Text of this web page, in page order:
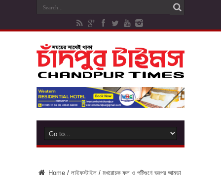
Home / লাইফস্টাইল / মুখরোচক ফল ও পুষ্টিগুণে ভরপুর আমড়া